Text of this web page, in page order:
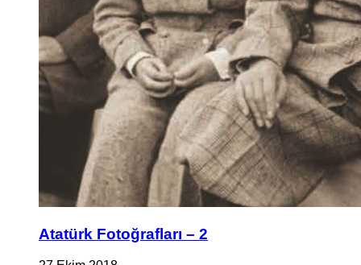
Atatürk Fotoğrafları – 2